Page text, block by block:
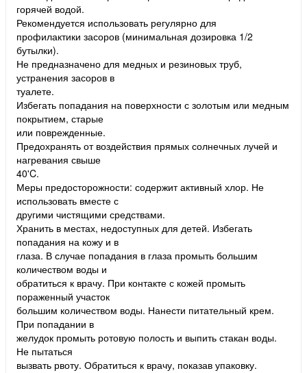
горячей водой.
Рекомендуется использовать регулярно для
профилактики засоров (минимальная дозировка 1/2
бутылки).
Не предназначено для медных и резиновых труб,
устранения засоров в
туалете.
Избегать попадания на поверхности с золотым или медным
покрытием, старые
или поврежденные.
Предохранять от воздействия прямых солнечных лучей и
нагревания свыше
40'C.
Меры предосторожности: содержит активный хлор. Не
использовать вместе с
другими чистящими средствами.
Хранить в местах, недоступных для детей. Избегать
попадания на кожу и в
глаза. В случае попадания в глаза промыть большим
количеством воды и
обратиться к врачу. При контакте с кожей промыть
пораженный участок
большим количеством воды. Нанести питательный крем.
При попадании в
желудок промыть ротовую полость и выпить стакан воды.
Не пытаться
вызвать рвоту. Обратиться к врачу, показав упаковку.